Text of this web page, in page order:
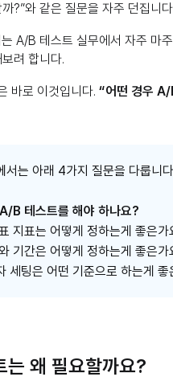
?”와 같은 질문을 자주 던집니
A/B 테스트 실무에서 자주 마
려 합니다.
바로 이것입니다. “어떤 경우 A/
서는 아래 4가지 질문을 다룹니
B 테스트를 해야 하나요?
지표는 어떻게 정하는게 좋은가
기간은 어떻게 정하는게 좋은가
세팅은 어떤 기준으로 하는게 좋
왜 필요할까요?